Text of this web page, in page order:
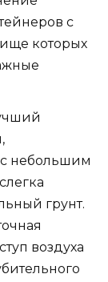
с
которых
с небольшим
грунт.
воздуха